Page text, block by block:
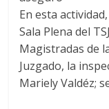
En esta
Sala Plena del
Magistradas de
Juzgado, la
Mariely Valdéz;